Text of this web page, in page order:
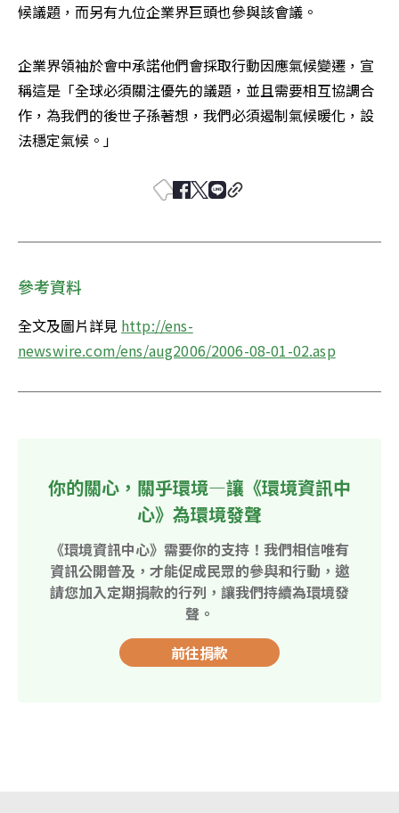
候議題，而另有九位企業界巨頭也參與該會議。
企業界領袖於會中承諾他們會採取行動因應氣候變遷，宣
稱這是「全球必須關注優先的議題，並且需要相互協調合
作，為我們的後世子孫著想，我們必須遏制氣候暖化，設
法穩定氣候。」
參考資料
全文及圖片詳見 http://ens-
newswire.com/ens/aug2006/2006-08-01-02.asp
你的關心，關乎環境—讓《環境資訊中
心》為環境發聲
《環境資訊中心》需要你的支持！我們相信唯有
資訊公開普及，才能促成民眾的參與和行動，邀
請您加入定期捐款的行列，讓我們持續為環境發
聲。
前往捐款